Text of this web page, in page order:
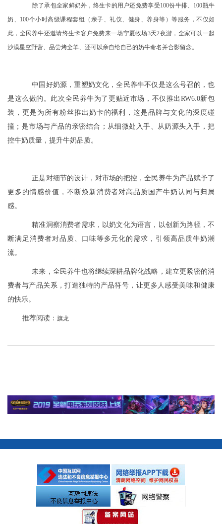
除了承包全家鲜奶外，终生卡的用户还免费享受100份牛排、100瓶牛
奶、100个小时高级课程套组（亲子、礼仪、健身、养身等）等服务，不仅如
此，全民养牛还邀请终生卡客户免费来一场宁夏牧场3天2夜游，全家可以一起
沙漠星空野营、品尝烤全羊、还可以亲自给自己的奶牛命名并合影留念。
中国好奶源，重塑奶文化，全民养牛不仅是这么号召的，也
是这么做的。此次全民养牛为了更贴近市场，不仅推出RW6.0新包
装，更是为所有粉丝推出奶卡的福利，这是品牌与文化的深度碰
撞；是市场与产品的亲密结合；从细微处入手、从奶源头入手，把
控牛奶质量，提升牛奶品质。
正是对细节的设计，对市场的把控，全民养牛为产品赋予了
更多的情感价值，不断焕新消费者对高品质国产牛奶认同与归属
感。
精准洞察消费者需求，以奶文化为语言，以创新为路径，不
断满足消费者对品质、口味等多元化的需求，引领高品质牛奶潮
流。
未来，全民养牛也将继续深耕品牌化战略，建立更紧密的消
费者与产品关系，打造独特的产品符号，让更多人感受美味和健康
的快乐。
推荐阅读： 旗龙